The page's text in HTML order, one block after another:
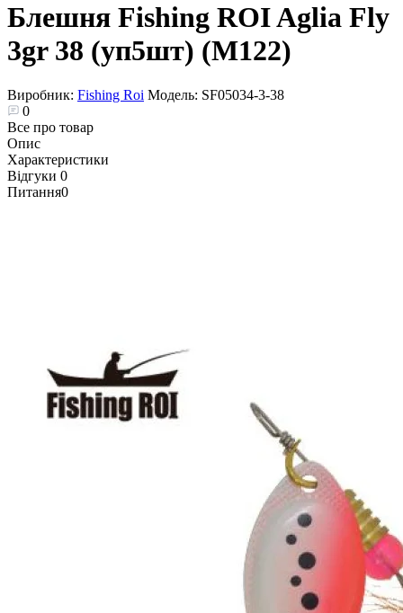
Блешня Fishing ROI Aglia Fly
3gr 38 (уп5шт) (M122)
Виробник: Fishing Roi Модель: SF05034-3-38
0
Все про товар
Опис
Характеристики
Відгуки 0
Питання0